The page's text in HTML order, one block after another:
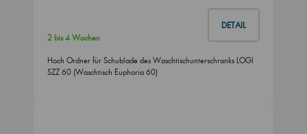
DETAIL
2 bis 4 Wochen
Hoch Ordner für Schublade des Waschtischunterschranks LOGI
SZZ 60 (Waschtisch Euphoria 60)